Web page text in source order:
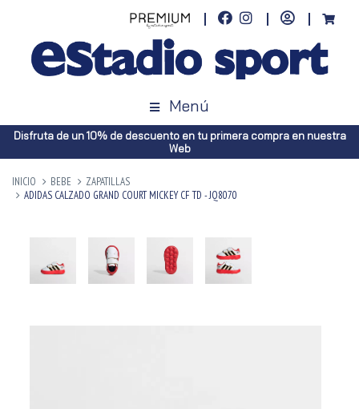
Menú
Disfruta de un 10% de descuento en tu primera compra en nuestra
Web
INICIO BEBE
ZAPATILLAS
ADIDAS CALZADO GRAND COURT MICKEY CF TD - JQ8070